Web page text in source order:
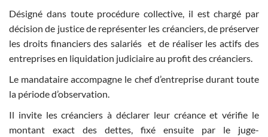
Désigné dans toute procédure collective, il est chargé par
décision de justice de représenter les créanciers, de préserver
les droits financiers des salariés et de réaliser les actifs des
entreprises en liquidation judiciaire au profit des créanciers.
Le mandataire accompagne le chef d’entreprise durant toute
la période d’observation.
Il invite les créanciers à déclarer leur créance et vérifie le
montant exact des dettes, fixé ensuite par le juge-